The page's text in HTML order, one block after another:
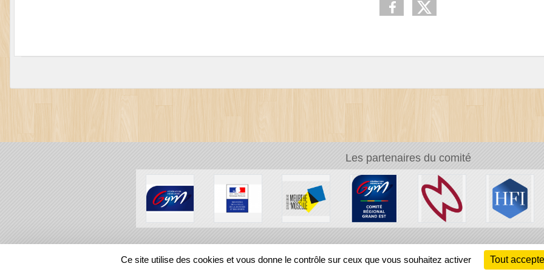
Les partenaires du comité
REGIONS
Ce site utilise des cookies et vous donne le contrôle sur ceux que vous souhaitez activer Tout